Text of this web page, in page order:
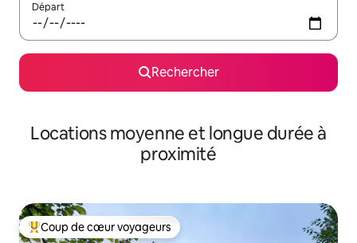
Départ
Rechercher
Locations moyenne et longue durée à
proximité
Coups de cœur voyageurs les plus appréciés
Coup de cœur voyageurs